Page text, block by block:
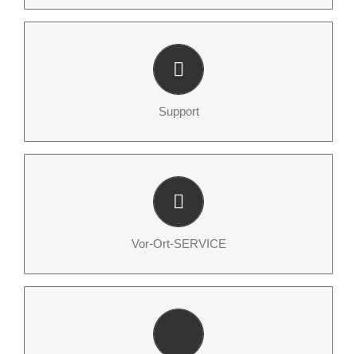
Support
SERVICE – immer dann, wenn Sie uns brauchen
Vor-Ort-SERVICE
Wir leben SERVICE – zuverlässig, kompetent und
Lizenzplausibilisierung: Ist Ihre Lizenzdokumentation